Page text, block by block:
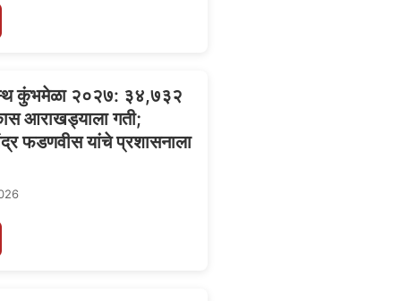
कुंभमेळा २०२७: ३४,७३२
आराखड्याला गती;
फडणवीस यांचे प्रशासनाला